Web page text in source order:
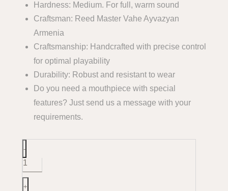
Hardness: Medium. For full, warm sound
Craftsman: Reed Master Vahe Ayvazyan
Armenia
Craftsmanship: Handcrafted with precise control
for optimal playability
Durability: Robust and resistant to wear
Do you need a mouthpiece with special
features? Just send us a message with your
requirements.
A-
Duduk
Medium
Reed
Menge
-
+